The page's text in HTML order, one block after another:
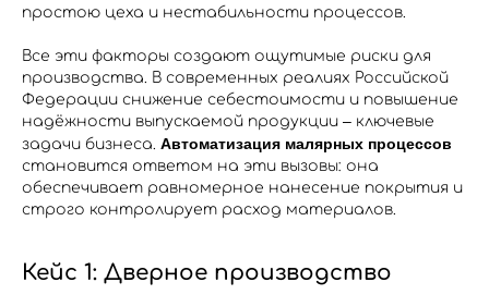
простою цеха и нестабильности процессов.
Все эти факторы создают ощутимые риски для
производства. В современных реалиях Российской
Федерации снижение себестоимости и повышение
надёжности выпускаемой продукции – ключевые
задачи бизнеса. Автоматизация малярных процессов
становится ответом на эти вызовы: она
обеспечивает равномерное нанесение покрытия и
строго контролирует расход материалов.
Кейс 1: Дверное производство